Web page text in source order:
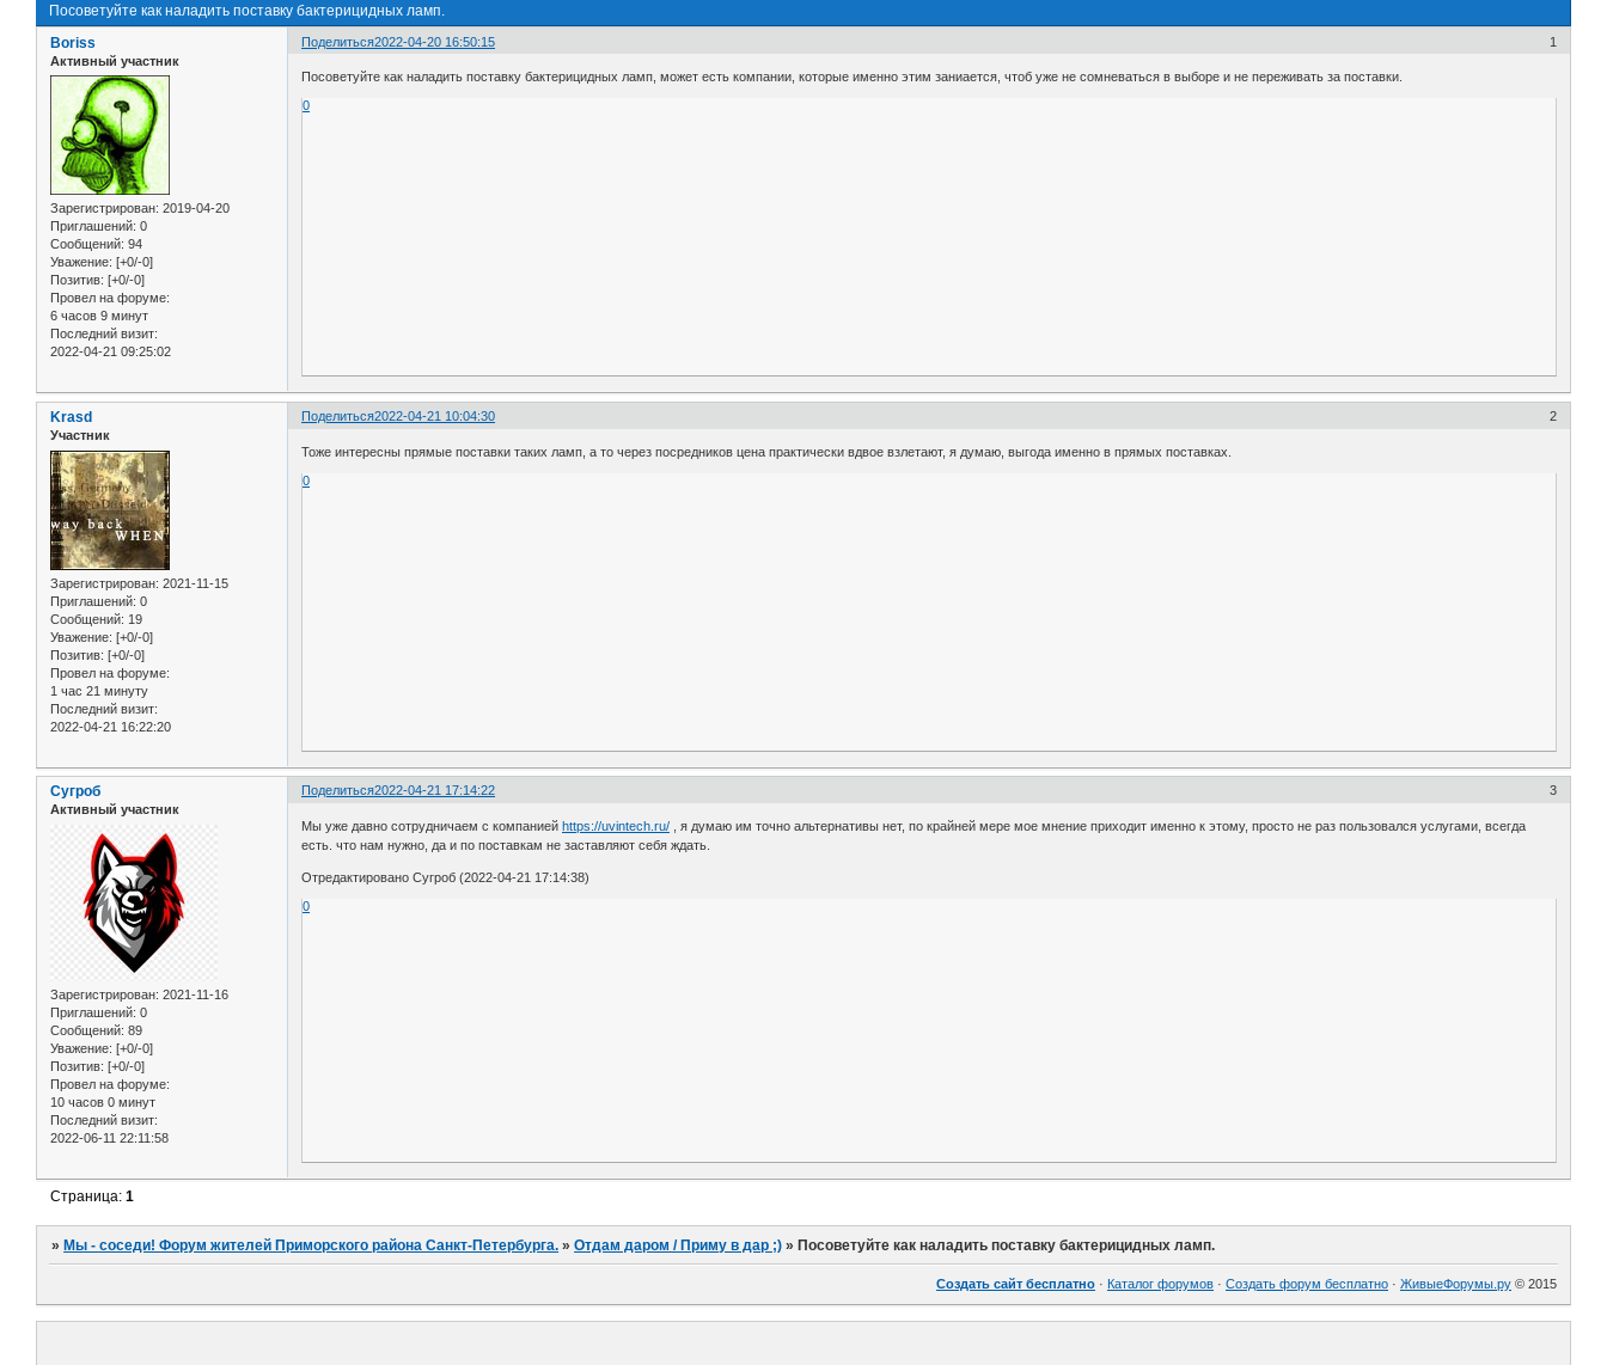
Посоветуйте как наладить поставку бактерицидных ламп.
Поделиться 1
2022-04-20 16:50:15
Boriss
Активный участник
Зарегистрирован: 2019-04-20
Приглашений: 0
Сообщений: 94
Уважение: [+0/-0]
Позитив: [+0/-0]
Провел на форуме:
6 часов 9 минут
Последний визит:
2022-04-21 09:25:02
Посоветуйте как наладить поставку бактерицидных ламп, может есть компании, которые именно этим заниается, чтоб уже не сомневаться в выборе и не переживать за поставки.
0
Поделиться 2
2022-04-21 10:04:30
Krasd
Участник
Зарегистрирован: 2021-11-15
Приглашений: 0
Сообщений: 19
Уважение: [+0/-0]
Позитив: [+0/-0]
Провел на форуме:
1 час 21 минуту
Последний визит:
2022-04-21 16:22:20
Тоже интересны прямые поставки таких ламп, а то через посредников цена практически вдвое взлетают, я думаю, выгода именно в прямых поставках.
0
Поделиться 3
2022-04-21 17:14:22
Сугроб
Активный участник
Зарегистрирован: 2021-11-16
Приглашений: 0
Сообщений: 89
Уважение: [+0/-0]
Позитив: [+0/-0]
Провел на форуме:
10 часов 0 минут
Последний визит:
2022-06-11 22:11:58
Мы уже давно сотрудничаем с компаниейhttps://uvintech.ru/ , я думаю им точно альтернативы нет, по крайней мере мое мнение приходит именно к этому, просто не раз пользовался услугами, всегда
есть. что нам нужно, да и по поставкам не заставляют себя ждать.
Отредактировано Сугроб (2022-04-21 17:14:38)
0
Страница:1
» Мы - соседи! Форум жителей Приморского района Санкт-Петербурга. »Отдам даром / Приму в дар ;) » Посоветуйте как наладить поставку бактерицидных ламп.
Создать сайт бесплатно · Каталог форумов · Создать форум бесплатно · ЖивыеФорумы.ру © 2015